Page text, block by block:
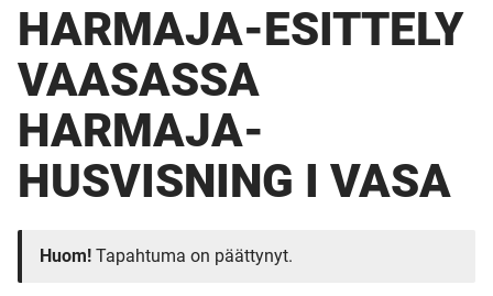
HARMAJA-ESITTELY
VAASASSA
HARMAJA-
HUSVISNING I VASA
Huom! Tapahtuma on päättynyt.